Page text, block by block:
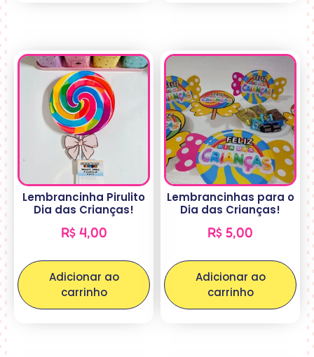
Lembrancinha Pirulito
Dia das Crianças!
R$4,00
Adicionar ao
carrinho
Lembrancinhas para o
Dia das Crianças!
R$ 5,00
Adicionar ao
carrinho